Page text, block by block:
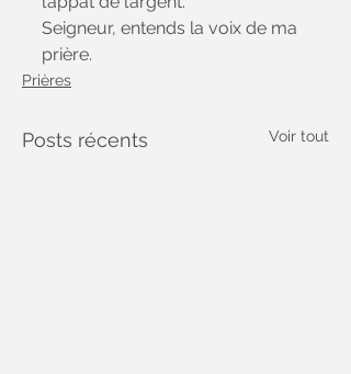
Seigneur, entends la voix de ma
prière.
Prières
Posts récents Voir tout